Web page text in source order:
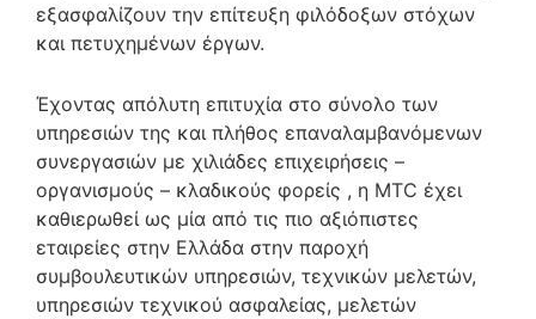
εξασφαλίζουν την επίτευξη φιλόδοξων στόχων
και πετυχημένων έργων.
Έχοντας απόλυτη επιτυχία στο σύνολο των
υπηρεσιών της και πλήθος επαναλαμβανόμενων
συνεργασιών με χιλιάδες επιχειρήσεις –
οργανισμούς – κλαδικούς φορείς , η MTC έχει
καθιερωθεί ως μία από τις πιο αξιόπιστες
εταιρείες στην Ελλάδα στην παροχή
συμβουλευτικών υπηρεσιών, τεχνικών μελετών,
υπηρεσιών τεχνικού ασφαλείας, μελετών